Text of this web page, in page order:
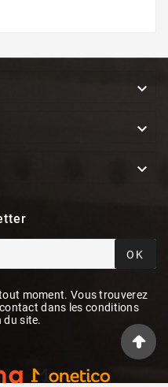



OK
moment. Vous trouverez
dans les conditions
du site.